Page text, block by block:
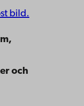
bild.
och